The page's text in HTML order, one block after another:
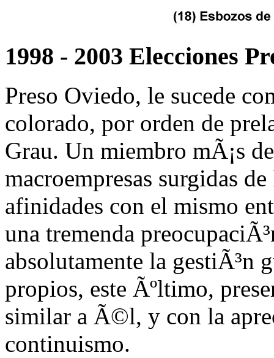
1998 - 2003 Elecciones
Preso Oviedo, le sucede
colorado, por orden de
Grau. Un miembro mÃ¡s
macroempresas surgidas
afinidades con el mismo
una tremenda
absolutamente la gestiÃ³n
propios, este Ãºltimo,
similar a Ã©l, y con la
continuismo.